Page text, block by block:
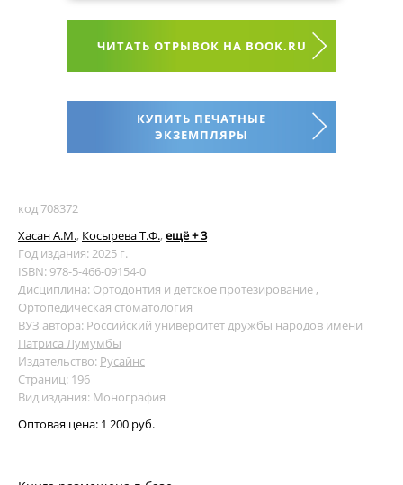
ЧИТАТЬ ОТРЫВОК НА BOOK.RU
КУПИТЬ ПЕЧАТНЫЕ
ЭКЗЕМПЛЯРЫ
код 708372
Хасан А.М., Косырева Т.Ф., ещё + 3
Год издания: 2025 г.
ISBN: 978-5-466-09154-0
Дисциплина: Ортодонтия и детское протезирование ,
Ортопедическая стоматология
ВУЗ автора: Российский университет дружбы народов имени
Патриса Лумумбы
Издательство: Русайнс
Страниц: 196
Вид издания: Монография
Оптовая цена: 1 200 руб.